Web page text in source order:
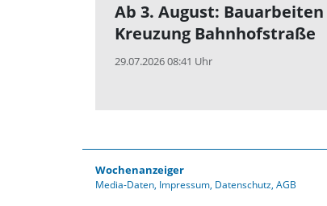
Ab 3. August:
Kreuzung Bahnhofstraße
29.07.2026 08:41 Uhr
Wochenanzeiger
Media-Daten Impressum Datenschutz AGB